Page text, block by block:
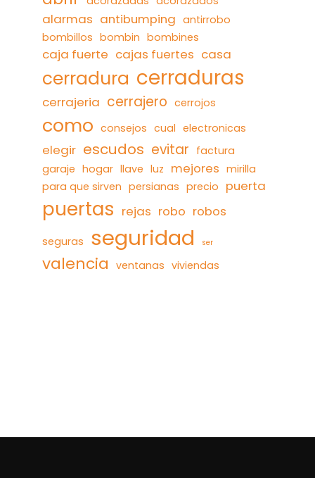
alarmas antibumping antirrobo
bombillos bombin bombines
caja fuerte cajas fuertes casa
cerradura cerraduras
cerrajeria cerrajero cerrojos
como consejos cual electronicas
elegir escudos evitar factura
garaje hogar llave luz mejores mirilla
para que sirven persianas precio puerta
puertas rejas robo robos
seguras seguridad ser
valencia ventanas viviendas